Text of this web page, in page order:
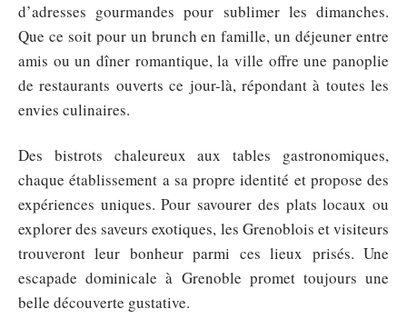
d’adresses gourmandes pour sublimer les dimanches.
Que ce soit pour un brunch en famille, un déjeuner entre
amis ou un dîner romantique, la ville offre une panoplie
de restaurants ouverts ce jour-là, répondant à toutes les
envies culinaires.
Des bistrots chaleureux aux tables gastronomiques,
chaque établissement a sa propre identité et propose des
expériences uniques. Pour savourer des plats locaux ou
explorer des saveurs exotiques, les Grenoblois et visiteurs
trouveront leur bonheur parmi ces lieux prisés. Une
escapade dominicale à Grenoble promet toujours une
belle découverte gustative.